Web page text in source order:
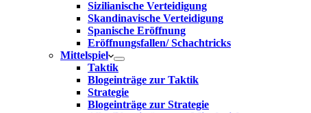
Sizilianische Verteidigung
Skandinavische Verteidigung
Spanische Eröffnung
Eröffnungsfallen/ Schachtricks
Mittelspiel
Taktik
Blogeinträge zur Taktik
Strategie
Blogeinträge zur Strategie